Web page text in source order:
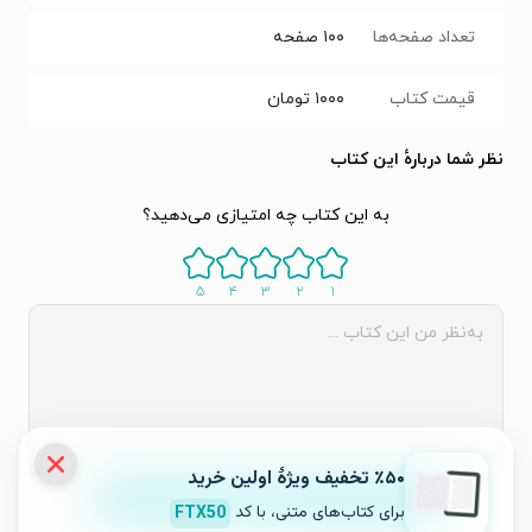
تعداد صفحه‌ها ۱۰۰ صفحه
قیمت کتاب ۱۰۰۰ تومان
نظر شما دربارهٔ این کتاب
به این کتاب چه امتیازی می‌دهید؟
۱ ۲ ۳ ۴ ۵
ثبت نظر
٪۵۰ تخفیف ویژۀ اولین خرید
برای کتاب‌های متنی، با کد FTX50